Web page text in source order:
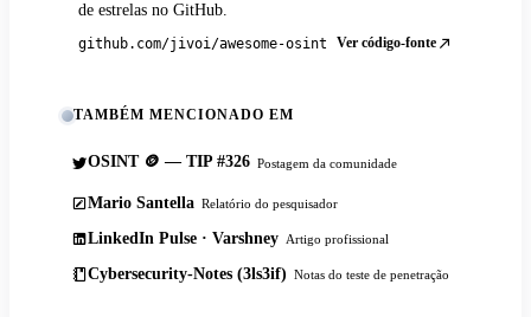
de estrelas no GitHub.
github.com/jivoi/awesome-osint Ver código-fonte
TAMBÉM MENCIONADO EM
OSINT 🪙 — TIP #326 Postagem da comunidade
Mario Santella Relatório do pesquisador
LinkedIn Pulse · Varshney Artigo profissional
Cybersecurity-Notes (3ls3if) Notas do teste de penetração